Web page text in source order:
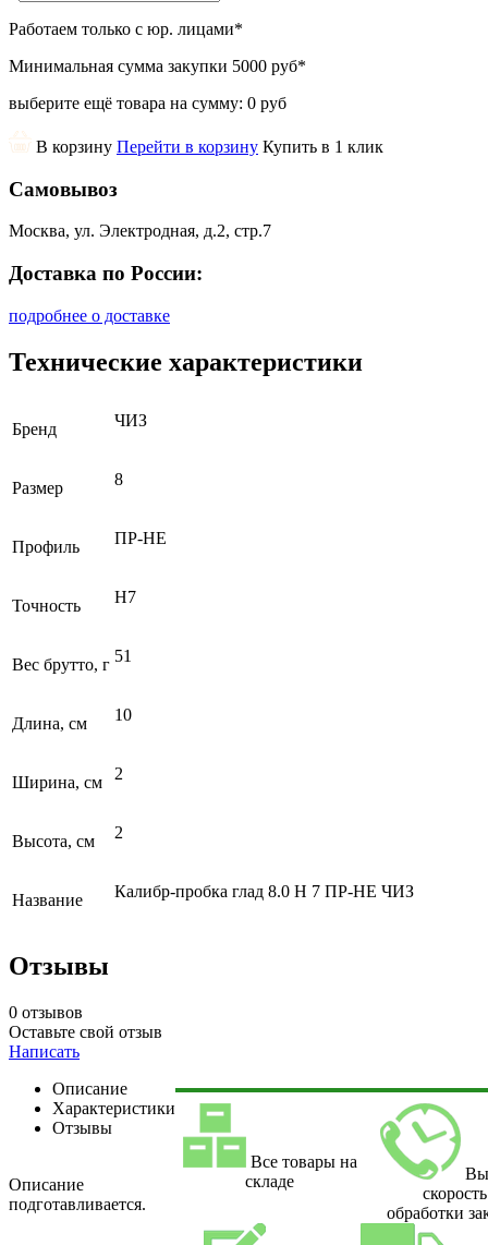
Работаем только с юр. лицами*
Минимальная сумма закупки 5000 руб*
выберите ещё товара на сумму: 0 руб
В корзину Перейти в корзину Купить в 1 клик
Самовывоз
Москва, ул. Электродная, д.2, стр.7
Доставка по России:
подробнее о доставке
Технические характеристики
Бренд ЧИЗ
Размер 8
Профиль ПР-НЕ
Точность H7
Вес брутто, г 51
Длина, см 10
Ширина, см 2
Высота, см 2
Название Калибр-пробка глад 8.0 Н 7 ПР-НЕ ЧИЗ
Отзывы
0 отзывов
Оставьте свой отзыв
Написать
Описание
Характеристики
Отзывы
Описание
подготавливается.
Все товары на
складе
скорость
обработки